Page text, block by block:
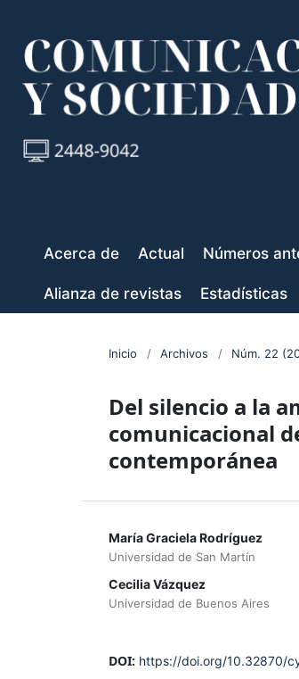
Acerca de Actual Números
Alianza de revistas Estadísticas
Inicio / Archivos / Núm. 22
Del silencio a la
comunicacional
contemporánea
María Graciela Rodríguez
Universidad de San Martín
Cecilia Vázquez
Universidad de Buenos Aires
DOI: https://doi.org/10.32870/